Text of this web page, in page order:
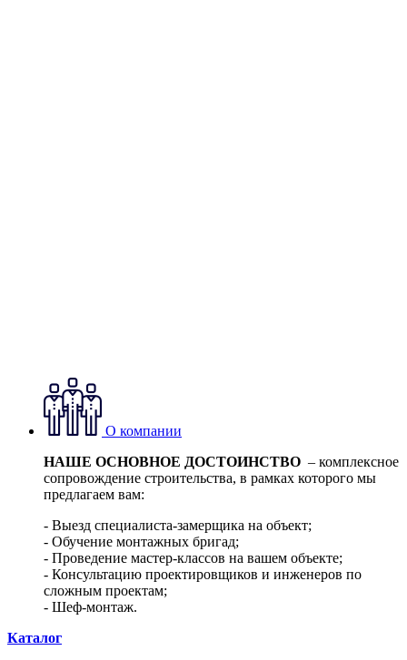
О компании
НАШЕ ОСНОВНОЕ ДОСТОИНСТВО – комплексное
сопровождение строительства, в рамках которого мы
предлагаем вам:
- Выезд специалиста-замерщика на объект;
- Обучение монтажных бригад;
- Проведение мастер-классов на вашем объекте;
- Консультацию проектировщиков и инженеров по
сложным проектам;
- Шеф-монтаж.
Каталог